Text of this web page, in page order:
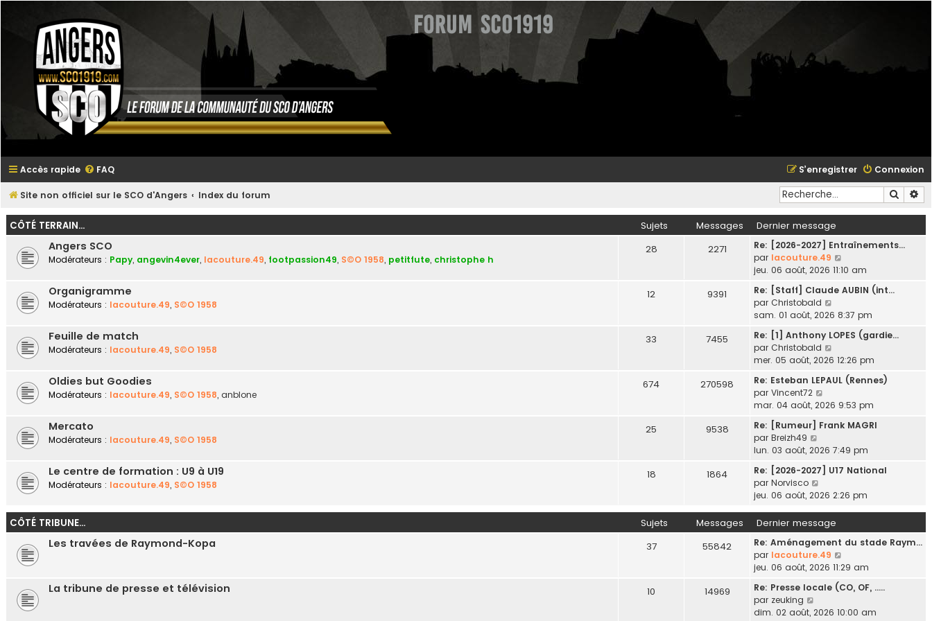
Forum SCO1919
Accès rapide FAQ Connexion
S’enregistrer
Site non officiel sur le SCO d'Angers Index du forum
CÔTÉ TERRAIN... Sujets Messages Dernier message
Angers SCO
Modérateurs : Papy, angevin4ever, lacouture.49, footpassion49, S©O 1958, petitfute, christophe h
28 2271
Re: [2026-2027] Entraînements…
par lacouture.49
o
r
e
d
r
i
r
e
s
a
e
jeu. 06 août, 2026 11:10 am
Organigramme
Modérateurs : lacouture.49, S©O 1958
12 9391
Re: [Staff] Claude AUBIN (int…
par Christobald
o
r
e
d
r
i
r
e
s
a
g
e
sam. 01 août, 2026 8:37 pm
Feuille de match
Modérateurs : lacouture.49, S©O 1958
33 7455
Re: [1] Anthony LOPES (gardie…
par Christobald
o
r
e
d
r
i
r
e
s
s
a
g
e
mer. 05 août, 2026 12:26 pm
Oldies but Goodies
Modérateurs : lacouture.49, S©O 1958, anblone
674 270598
Re: Esteban LEPAUL (Rennes)
par Vincent72
o
r
e
d
e
r
e
r
m
e
s
g
mar. 04 août, 2026 9:53 pm
Mercato
Modérateurs : lacouture.49, S©O 1958
25 9538
Re: [Rumeur] Frank MAGRI
par Breizh49
o
r
l
e
d
e
n
i
e
r
e
lun. 03 août, 2026 7:49 pm
Le centre de formation : U9 à U19
Modérateurs : lacouture.49, S©O 1958
18 1864
Re: [2026-2027] U17 National
par Norvisco
o
r
l
e
d
e
n
i
jeu. 06 août, 2026 2:26 pm
CÔTÉ TRIBUNE... Sujets Messages Dernier message
Les travées de Raymond-Kopa 37 55842
Re: Aménagement du stade Raym…
par lacouture.49
o
r
e
jeu. 06 août, 2026 11:29 am
La tribune de presse et télévision 10 14969
Re: Presse locale (CO, OF, ..…
par zeuking
o
dim. 02 août, 2026 10:00 am